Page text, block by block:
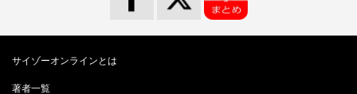
サイゾーオンラインとは
著者一覧